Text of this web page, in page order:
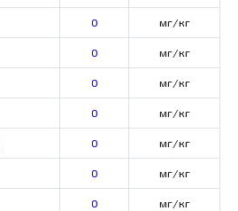
0 мг/кг
0 мг/кг
0 мг/кг
0 мг/кг
0 мг/кг
0 мг/кг
0 мг/кг